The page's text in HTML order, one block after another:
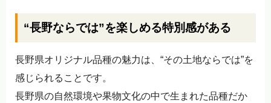
“長野ならでは”を楽しめる特別感がある
長野県オリジナル品種の魅力は、“その土地ならでは”を
感じられることです。
長野県の自然環境や果物文化の中で生まれた品種だか